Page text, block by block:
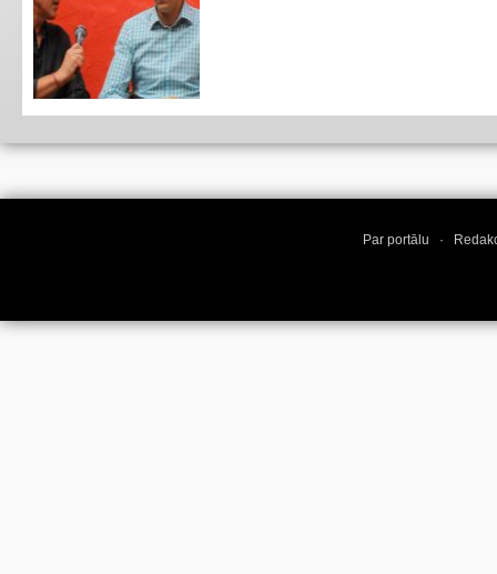
Par portālu ·